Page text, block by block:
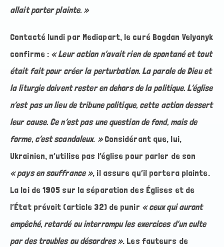
allait porter plainte. »
Contacté lundi par Mediapart, le curé Bogdan Velyanyk
confirme : « Leur action n’avait rien de spontané et tout
était fait pour créer la perturbation. La parole de Dieu et
la liturgie doivent rester en dehors de la politique. L’église
n’est pas un lieu de tribune politique, cette action dessert
leur cause. Ce n’est pas une question de fond, mais de
forme, c’est scandaleux. »Considérant que, lui,
Ukrainien, n’utilise pas l’église pour parler de son
« pays en souffrance », il assure qu’il portera plainte.
La loi de 1905 sur la séparation des Églises et de
l’État prévoit (article 32) de punir « ceux qui auront
empêché, retardé ou interrompu les exercices d’un culte
par des troubles ou désordres ». Les fauteurs de